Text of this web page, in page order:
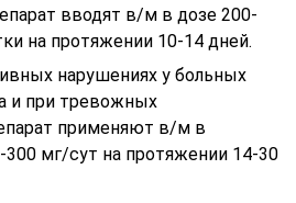
вводят в/м в дозе 200-
на протяжении 10-14 дней.
нарушениях у больных
и при тревожных
применяют в/м в
300 мг/сут на протяжении 14-30